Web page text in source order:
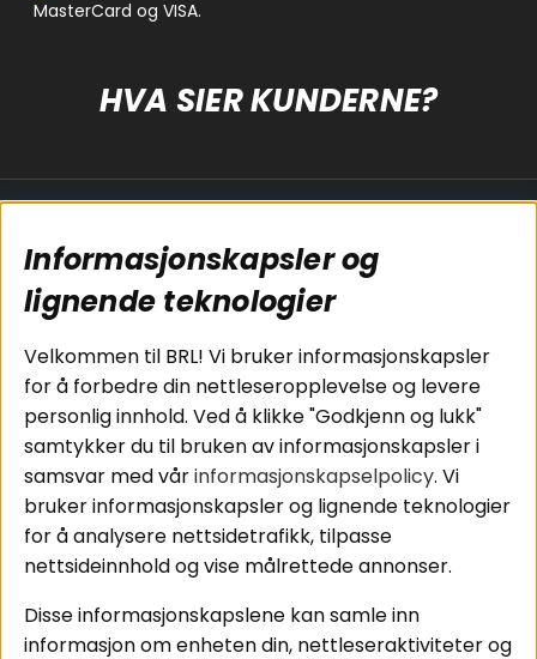
HVA SIER KUNDERNE?
Koblingsguide for
subwoofers
Tilkobling av
bilforsterker
Koblingsguide for
midbasser
Butikker
Våre ambassadører
- Team BRL
Cookies
Kjøpsvilkår
Personvernpolicy
Service / Garanti /
Retur
Billyd
Instagram
Informasjonskapsler og
lignende teknologier
Velkommen til BRL! Vi bruker informasjonskapsler
for å forbedre din nettleseropplevelse og levere
personlig innhold. Ved å klikke "Godkjenn og lukk"
samtykker du til bruken av informasjonskapsler i
samsvar med vårinformasjonskapselpolicy. Vi
bruker informasjonskapsler og lignende teknologier
for å analysere nettsidetrafikk, tilpasse
nettsideinnhold og vise målrettede annonser.
Disse informasjonskapslene kan samle inn
informasjon om enheten din, nettleseraktiviteter og